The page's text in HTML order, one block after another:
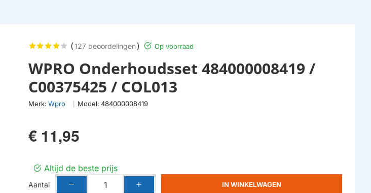
WPRO Onderhoudsset 484000008419 /
C00375425 / COL013
Merk: Wpro Model: 484000008419
(127 beoordelingen) Op voorraad
€ 11,95
Altijd de beste prijs
Aantal IN WINKELWAGEN